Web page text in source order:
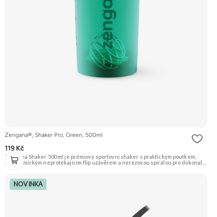
Zengana®, Shaker Pro, Green, 500ml
119 Kč
Zengana Shaker 500 ml je prémiový sportovní shaker s praktickým poutkem,
ergonomickým neprotékajícím flip uzávěrem a nerezovou spirálou pro dokonale
NOVINKA